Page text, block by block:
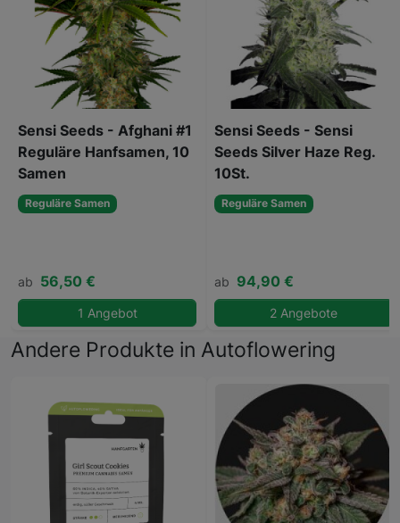
Sensi Seeds - Afghani #1
Reguläre Hanfsamen, 10
Samen
Reguläre Samen
ab 56,50 €
1 Angebot
Sensi Seeds - Sensi
Seeds Silver Haze Reg.
10St.
Reguläre Samen
ab 94,90 €
2 Angebote
Andere Produkte in Autoflowering